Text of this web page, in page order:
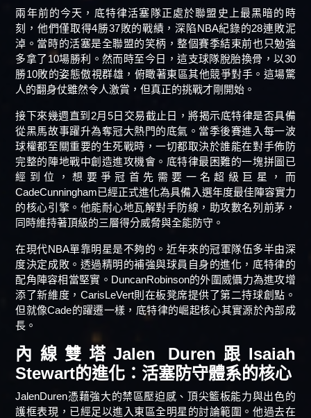
兩年前的今天，底特律活塞隊正處於聯盟史上最黑暗的時
刻，他們僅取得4勝37敗的戰績，深陷NBA紀錄的28連敗泥
淖。當時的活塞是全聯盟的笑柄，整個賽季結束前也只勉強
多拿了10場勝利。然而時至今日，這支球隊脫胎換骨，以30
勝10敗的姿態傲視群雄，俯瞰著東區其他競爭對手。這場驚
人的翻身仗雖然令人激賞，但真正的挑戰才剛開始。
接下來幾週直到2月5日交易截止日，將揭示底特律是否具備
從黑馬故事躍升為奪冠大熱門的底氣。當季後賽進入每一波
球權都至關重要的生死戰時，一切都取決於誰能在對手佈防
完整的陣地戰中創造進攻機會。底特律最困難的一塊拼圖已
經到位，想要爭冠首先需要一名超級巨星，而
CadeCunningham已經正式進化為具備入選年度最佳陣容實力
的核心引擎。他能耐心地瓦解對手防線，助攻數名列前茅，
同時維持著頂級的三層得分威脅與全能防守。
在現代NBA單靠明星是不夠的。近年來的冠軍隊伍多半由深
度決定成敗。透過精明的補強與球員自身的進化，底特律的
配角陣容相當堅實。DuncanRobinson的外圍威懾力為進攻增
添了新維度，CarisLeVert則在板凳席提供了第二持球創點。
但就像Cade的躍遷一樣，底特律的崛起核心其實源於內部成
長。
內線雙塔Jalen Duren跟Isaiah
Stewart的進化：活塞防守體系的核心
JalenDuren憑藉強大的禁區壓迫感、頂尖籃板能力與出色的
護框表現，已經足以進入東區全明星的討論範圍。他過去在